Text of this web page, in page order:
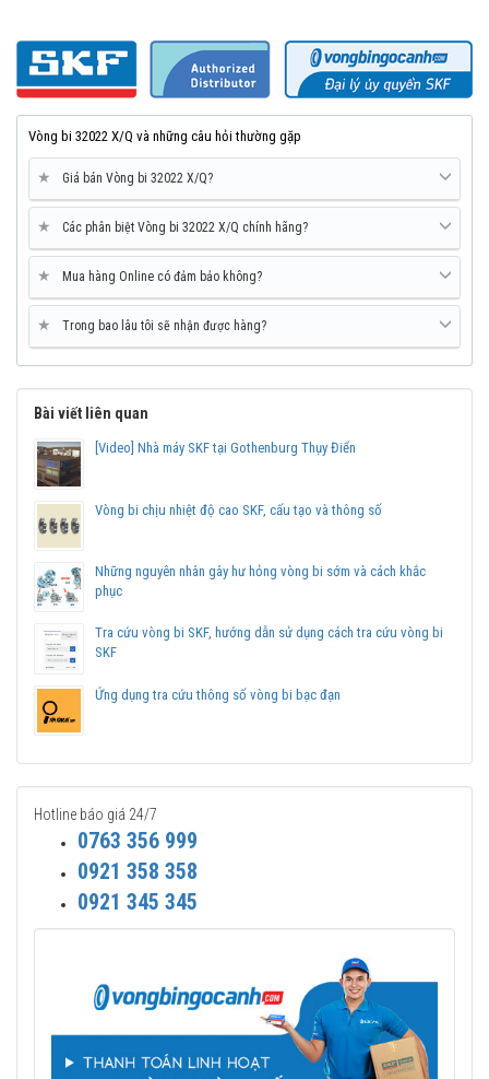
Chuyên phân phối các sản phẩm SKF chính hãng, giá cạnh
tranh, Giao hàng toàn quốc.
Liên hệ vớiVòng bi Ngọc Anh
để có báo giá tốt nhất vòng
bi SKF 32022 chính hãng.
Vòng bi 32022 X/Q và những câu hỏi thường gặp
★ Giá bán Vòng bi 32022 X/Q?
★ Các phân biệt Vòng bi 32022 X/Q chính hãng?
★ Mua hàng Online có đảm bảo không?
★ Trong bao lâu tôi sẽ nhận được hàng?
Bài viết liên quan
[Video] Nhà máy SKF tại Gothenburg Thụy Điển
Vòng bi chịu nhiệt độ cao SKF, cấu tạo và thông số
Những nguyên nhân gây hư hỏng vòng bi sớm và cách khắc
phục
Tra cứu vòng bi SKF, hướng dẫn sử dụng cách tra cứu vòng bi
SKF
Ứng dụng tra cứu thông số vòng bi bạc đạn
Hotline báo giá 24/7
0763 356 999
0921 358 358
0921 345 345